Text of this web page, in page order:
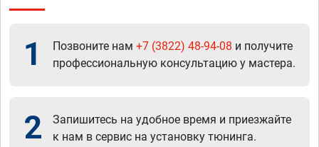
1 Позвоните нам +7 (3822) 48-94-08 и получите
профессиональную консультацию у мастера.
2
Запишитесь на удобное время и приезжайте
к нам в сервис на установку тюнинга.